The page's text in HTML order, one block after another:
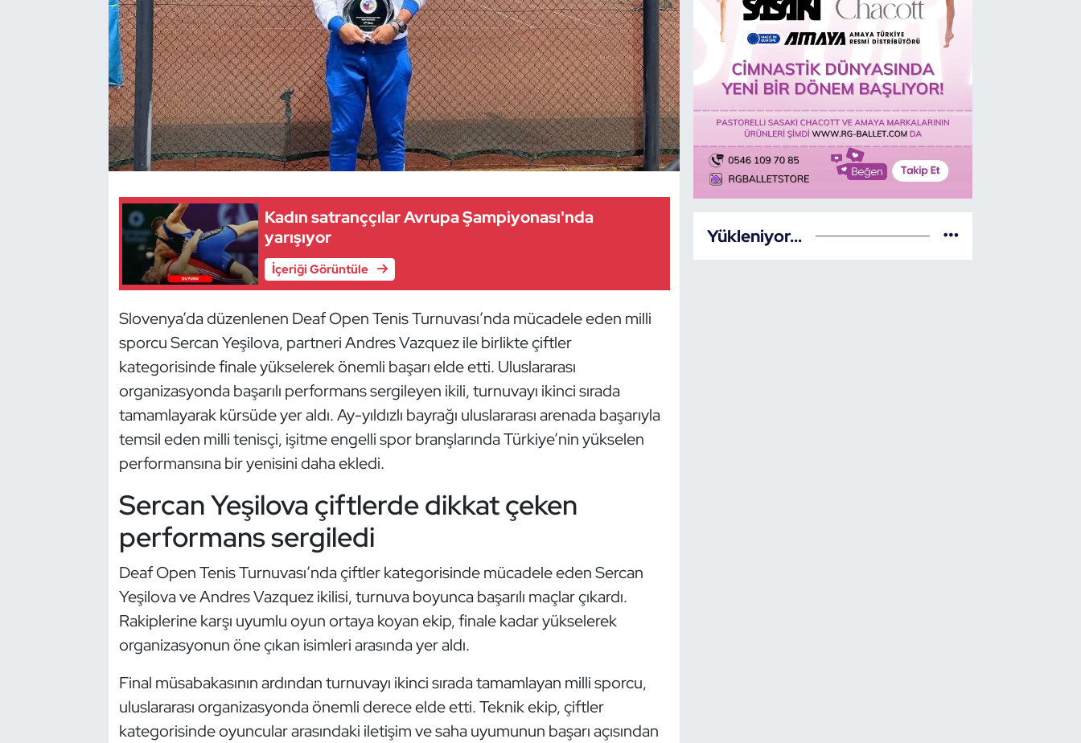
Kadın satranççılar Avrupa Şampiyonası'nda
yarışıyor
İçeriği Görüntüle
Slovenya’da düzenlenen Deaf Open Tenis Turnuvası’nda mücadele eden milli
sporcu Sercan Yeşilova, partneri Andres Vazquez ile birlikte çiftler
kategorisinde finale yükselerek önemli başarı elde etti. Uluslararası
organizasyonda başarılı performans sergileyen ikili, turnuvayı ikinci sırada
tamamlayarak kürsüde yer aldı. Ay-yıldızlı bayrağı uluslararası arenada başarıyla
temsil eden milli tenisçi, işitme engelli spor branşlarında Türkiye’nin yükselen
performansına bir yenisini daha ekledi.
Sercan Yeşilova çiftlerde dikkat çeken
performans sergiledi
Deaf Open Tenis Turnuvası’nda çiftler kategorisinde mücadele eden Sercan
Yeşilova ve Andres Vazquez ikilisi, turnuva boyunca başarılı maçlar çıkardı.
Rakiplerine karşı uyumlu oyun ortaya koyan ekip, finale kadar yükselerek
organizasyonun öne çıkan isimleri arasında yer aldı.
Final müsabakasının ardından turnuvayı ikinci sırada tamamlayan milli sporcu,
uluslararası organizasyonda önemli derece elde etti. Teknik ekip, çiftler
kategorisinde oyuncular arasındaki iletişim ve saha uyumunun başarı açısından
Yükleniyor...
Dans Sporları
Dövüş Sanatı
Hava Sporları
İşitme Engelli Sporcular
Judo ve Kuraş